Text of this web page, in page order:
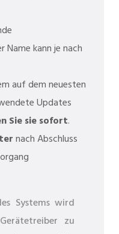
kann je nach
auf dem neuesten
Updates
Sie sie sofort.
nach Abschluss
Systems wird
zu